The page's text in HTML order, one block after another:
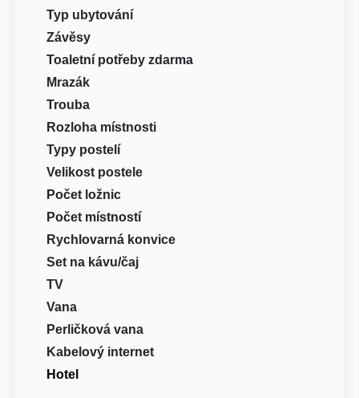
Typ ubytování
Závěsy
Toaletní potřeby zdarma
Mrazák
Trouba
Rozloha místnosti
Typy postelí
Velikost postele
Počet ložnic
Počet místností
Rychlovarná konvice
Set na kávu/čaj
TV
Vana
Perličková vana
Kabelový internet
Hotel